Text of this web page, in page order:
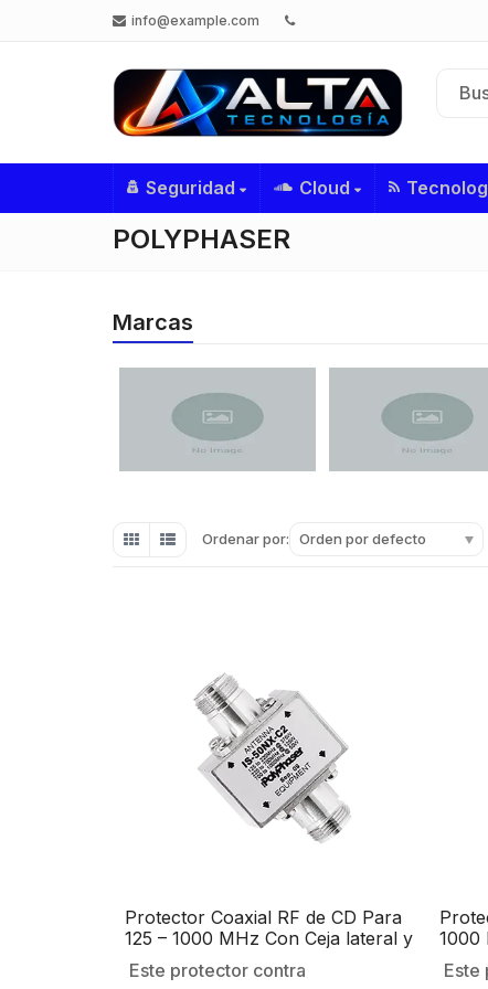
info@example.com
Seguridad Cloud
POLYPHASER
Marcas
Ordenar por: Orden por defecto
Protector Coaxial RF de CD Para
125 – 1000 MHz Con Ceja lateral y
Conectores N Hembra en Ambos
Lados, 50 Ω
Este protector contra
1000
Este